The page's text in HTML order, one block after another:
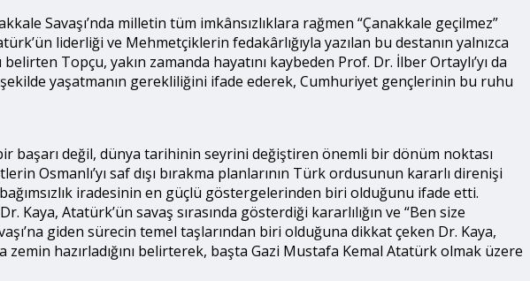
Savaşı’nda milletin tüm imkânsızlıklara rağmen “Çanakkale geçilmez”
liderliği ve Mehmetçiklerin fedakârlığıyla yazılan bu destanın yalnızca
Topçu, yakın zamanda hayatını kaybeden Prof. Dr. İlber Ortaylı’yı da
yaşatmanın gerekliliğini ifade ederek, Cumhuriyet gençlerinin bu ruhu
başarı değil, dünya tarihinin seyrini değiştiren önemli bir dönüm noktası
Osmanlı’yı saf dışı bırakma planlarının Türk ordusunun kararlı direnişi
iradesinin en güçlü göstergelerinden biri olduğunu ifade etti.
Atatürk’ün savaş sırasında gösterdiği kararlılığın ve “Ben size
giden sürecin temel taşlarından biri olduğuna dikkat çeken Dr. Kaya,
hazırladığını belirterek, başta Gazi Mustafa Kemal Atatürk olmak üzere